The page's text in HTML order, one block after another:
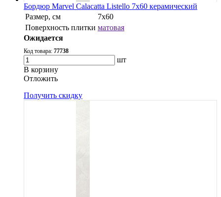
Бордюр Marvel Calacatta Listello 7x60 керамический
Размер, см
7x60
Поверхность плитки матовая
Ожидается
Код товара: 77738
шт
В корзину
Oтложить
Получить скидку